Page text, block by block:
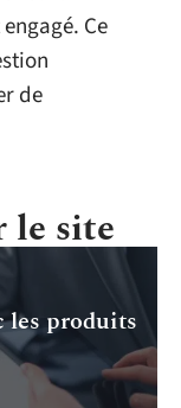
Ce
de
le site
les produits